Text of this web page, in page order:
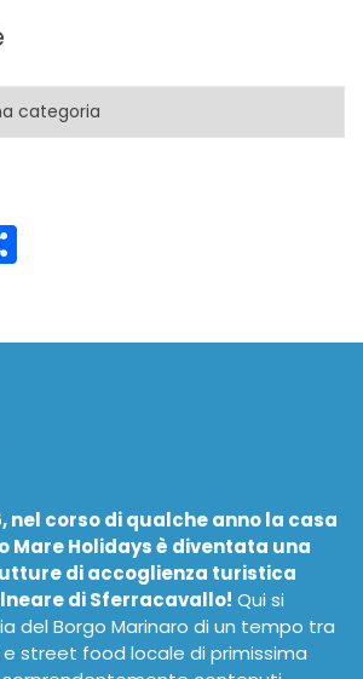
nel corso di qualche anno la casa
Mare Holidays è diventata una
di accoglienza turistica
di Sferracavallo! Qui si
del Borgo Marinaro di un tempo tra
street food locale di primissima